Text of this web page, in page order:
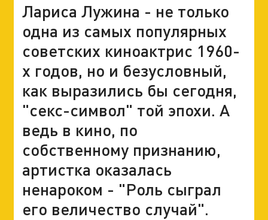
Лариса Лужина - не только
одна из самых популярных
советских киноактрис 1960-
х годов, но и безусловный,
как выразились бы сегодня,
"секс-символ" той эпохи. А
ведь в кино, по
собственному признанию,
артистка оказалась
ненароком - "Роль сыграл
его величество случай".